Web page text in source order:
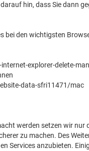
hin, dass Sie dann
bei den wichtigsten
explorer-delete-
data-sfri11471/mac
werden setzen wir nur
zu machen. Des
Services anzubieten.